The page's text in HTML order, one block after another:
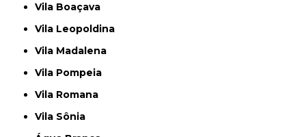
Vila Boaçava
Vila Leopoldina
Vila Madalena
Vila Pompeia
Vila Romana
Vila Sônia